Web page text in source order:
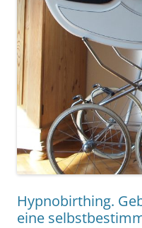
Hypnobirthing.
eine